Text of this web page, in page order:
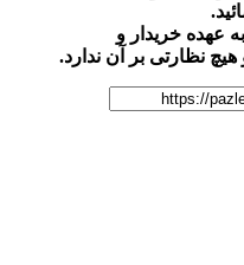
خریدار و
بر آن ندارد.